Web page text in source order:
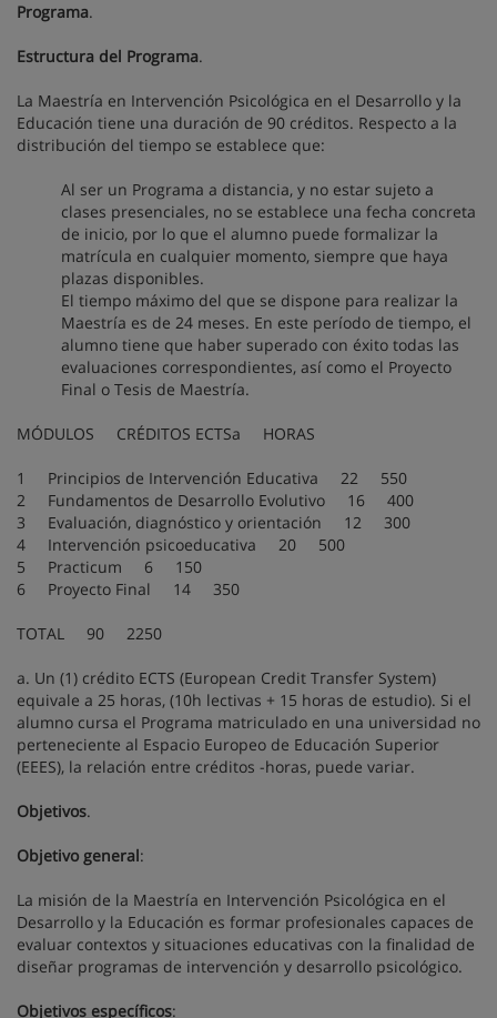
Programa.
Estructura del Programa.
La Maestría en Intervención Psicológica en el Desarrollo y la
Educación tiene una duración de 90 créditos. Respecto a la
distribución del tiempo se establece que:
Al ser un Programa a distancia, y no estar sujeto a
clases presenciales, no se establece una fecha concreta
de inicio, por lo que el alumno puede formalizar la
matrícula en cualquier momento, siempre que haya
plazas disponibles.
El tiempo máximo del que se dispone para realizar la
Maestría es de 24 meses. En este período de tiempo, el
alumno tiene que haber superado con éxito todas las
evaluaciones correspondientes, así como el Proyecto
Final o Tesis de Maestría.
MÓDULOS CRÉDITOS ECTSa HORAS
1 Principios de Intervención Educativa 22 550
2 Fundamentos de Desarrollo Evolutivo 16 400
3 Evaluación, diagnóstico y orientación 12 300
4 Intervención psicoeducativa 20 500
5 Practicum 6 150
6 Proyecto Final 14 350
TOTAL 90 2250
a. Un (1) crédito ECTS (European Credit Transfer System)
equivale a 25 horas, (10h lectivas + 15 horas de estudio). Si el
alumno cursa el Programa matriculado en una universidad no
perteneciente al Espacio Europeo de Educación Superior
(EEES), la relación entre créditos -horas, puede variar.
Objetivos.
Objetivo general:
La misión de la Maestría en Intervención Psicológica en el
Desarrollo y la Educación es formar profesionales capaces de
evaluar contextos y situaciones educativas con la finalidad de
diseñar programas de intervención y desarrollo psicológico.
Objetivos específicos: